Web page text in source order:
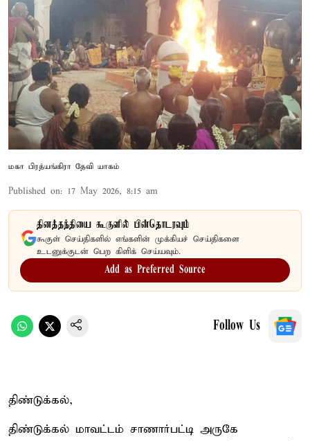
மகா பிரத்யங்கிரா தேவி யாகம்
Published on: 17 May 2026, 8:15 am
தினத்தந்தியை கூகுளில் பின்தொடரவும்
கூகுள் செய்திகளில் எங்களின் முக்கியச் செய்திகளை
உடனுக்குடன் பெற கிளிக் செய்யவும்.
Add as Preferred Source
Follow Us
திண்டுக்கல்,
திண்டுக்கல் மாவட்டம் சாணார்பட்டி அருகே